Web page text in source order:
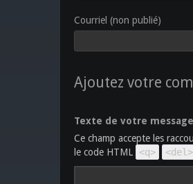
Courriel (non publié)
Ajoutez votre
Texte de votre message
Ce champ accepte les
le code HTML
<q> <del>